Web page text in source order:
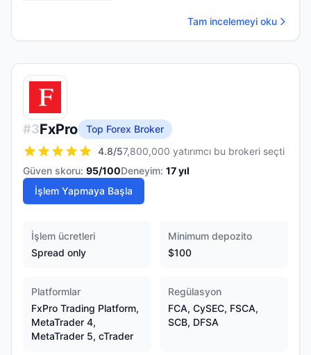
Tam incelemeyi oku
#3FxPro
Top Forex Broker
4.8/57,800,000 yatırımcı bu brokeri seçti
Güven skoru: 95/100Deneyim: 17yıl
İşlem Yapmaya Başla
İşlem ücretleri
Spread only
Minimum depozito
$100
Platformlar
FxPro Trading Platform,
MetaTrader 4,
MetaTrader 5, cTrader
Regülasyon
FCA, CySEC, FSCA,
SCB, DFSA